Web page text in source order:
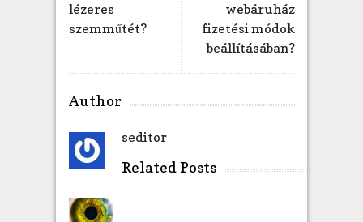
webáruház
fizetési módok
beállításában?
lézeres
szemműtét?
Author
seditor
Related Posts